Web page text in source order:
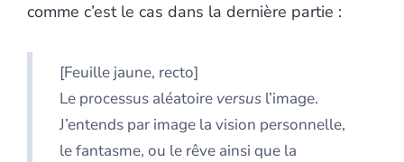
comme c’est le cas dans la dernière partie :
[Feuille jaune, recto]
Le processus aléatoire versus l’image.
J’entends par image la vision personnelle,
le fantasme, ou le rêve ainsi que la